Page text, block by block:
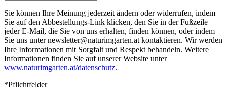
Sie können Ihre Meinung jederzeit ändern oder widerrufen, indem
Sie auf den Abbestellungs-Link klicken, den Sie in der Fußzeile
jeder E-Mail, die Sie von uns erhalten, finden können, oder indem
Sie uns unter newsletter@naturimgarten.at kontaktieren. Wir werden
Ihre Informationen mit Sorgfalt und Respekt behandeln. Weitere
Informationen finden Sie auf unserer Website unter
www.naturimgarten.at/datenschutz.
*Pflichtfelder